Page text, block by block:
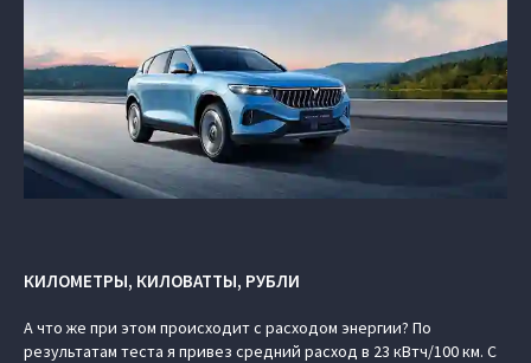
КИЛОМЕТРЫ, КИЛОВАТТЫ, РУБЛИ
А что же при этом происходит с расходом энергии? По
результатам теста я привез средний расход в 23 кВтч/100 км. С